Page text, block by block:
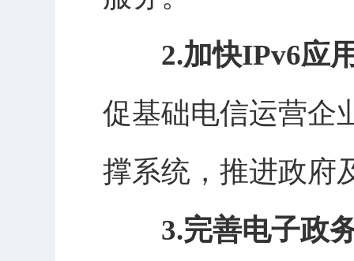
2.加快IPv6应
促基础电信运营企
撑系统，推进政府
3.完善电子政